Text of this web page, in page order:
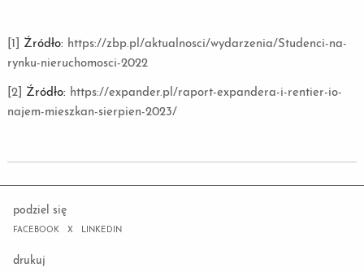
[1] Źródło: https://zbp.pl/aktualnosci/wydarzenia/Studenci-na-
rynku-nieruchomosci-2022
[2] Źródło: https://expander.pl/raport-expandera-i-rentier-io-
najem-mieszkan-sierpien-2023/
podziel się
FACEBOOK X LINKEDIN
drukuj